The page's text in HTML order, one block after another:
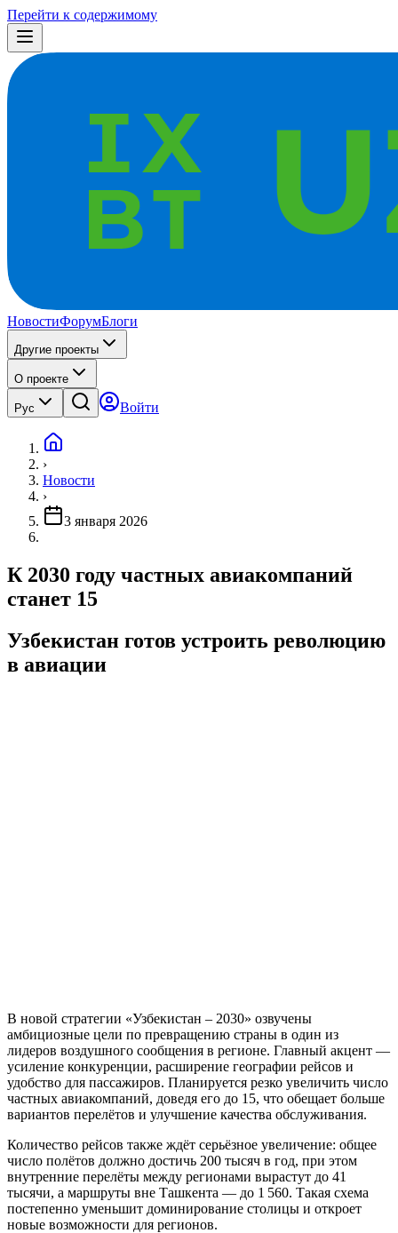
Перейти к содержимому
НовостиФорумБлоги
Другие проекты
О проекте
Рус Войти
›
Новости
›
3 января 2026
К 2030 году частных авиакомпаний
станет 15
Узбекистан готов устроить революцию
в авиации
В новой стратегии «Узбекистан – 2030» озвучены
амбициозные цели по превращению страны в один из
лидеров воздушного сообщения в регионе. Главный акцент —
усиление конкуренции, расширение географии рейсов и
удобство для пассажиров. Планируется резко увеличить число
частных авиакомпаний, доведя его до 15, что обещает больше
вариантов перелётов и улучшение качества обслуживания.
Количество рейсов также ждёт серьёзное увеличение: общее
число полётов должно достичь 200 тысяч в год, при этом
внутренние перелёты между регионами вырастут до 41
тысячи, а маршруты вне Ташкента — до 1 560. Такая схема
постепенно уменьшит доминирование столицы и откроет
новые возможности для регионов.